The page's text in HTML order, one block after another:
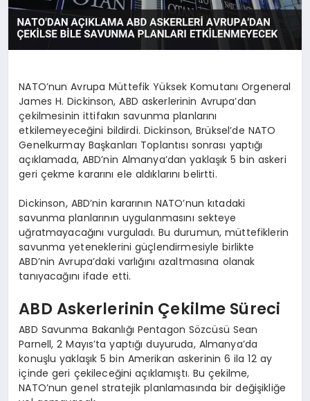
NATO’nun Avrupa Müttefik Yüksek Komutanı Orgeneral
James H. Dickinson, ABD askerlerinin Avrupa’dan
çekilmesinin ittifakın savunma planlarını
etkilemeyeceğini bildirdi. Dickinson, Brüksel’de NATO
Genelkurmay Başkanları Toplantısı sonrası yaptığı
açıklamada, ABD’nin Almanya’dan yaklaşık 5 bin askeri
geri çekme kararını ele aldıklarını belirtti.
Dickinson, ABD’nin kararının NATO’nun kıtadaki
savunma planlarının uygulanmasını sekteye
uğratmayacağını vurguladı. Bu durumun, müttefiklerin
savunma yeteneklerini güçlendirmesiyle birlikte
ABD’nin Avrupa’daki varlığını azaltmasına olanak
tanıyacağını ifade etti.
ABD Askerlerinin Çekilme Süreci
ABD Savunma Bakanlığı Pentagon Sözcüsü Sean
Parnell, 2 Mayıs’ta yaptığı duyuruda, Almanya’da
konuşlu yaklaşık 5 bin Amerikan askerinin 6 ila 12 ay
içinde geri çekileceğini açıklamıştı. Bu çekilme,
NATO’nun genel stratejik planlamasında bir değişikliğe